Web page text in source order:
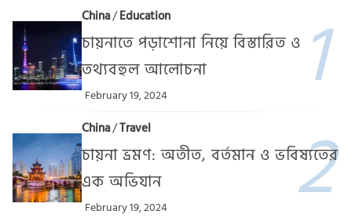
China/Education
চায়নাতে পড়াশোনা নিয়ে বিস্তারিত ও
তথ্যবহুল আলোচনা
February 19, 2024
China/Travel
চায়না ভ্রমণ: অতীত, বর্তমান ও ভবিষ্যতের
এক অভিযান
February 19, 2024